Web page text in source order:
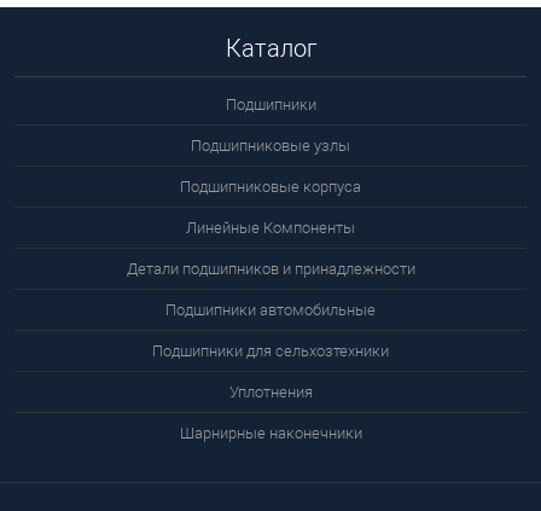
Каталог
Подшипники
Подшипниковые узлы
Подшипниковые корпуса
Линейные Компоненты
Детали подшипников и принадлежности
Подшипники автомобильные
Подшипники для сельхозтехники
Уплотнения
Шарнирные наконечники